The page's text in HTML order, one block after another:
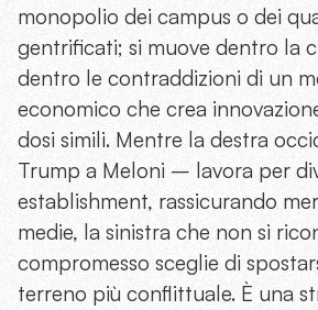
monopolio dei campus o dei
gentrificati; si muove dentro la
dentro le contraddizioni di un
economico che crea
dosi simili. Mentre la destra
Trump a Meloni – lavora per
establishment, rassicurando
medie, la sinistra che non si
compromesso sceglie di
terreno più conflittuale. È una